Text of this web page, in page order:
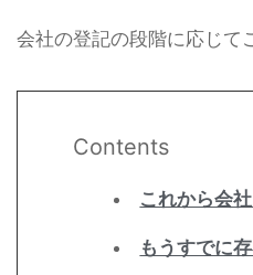
会社の登記の段階に応じて
Contents
これから会
もうすでに